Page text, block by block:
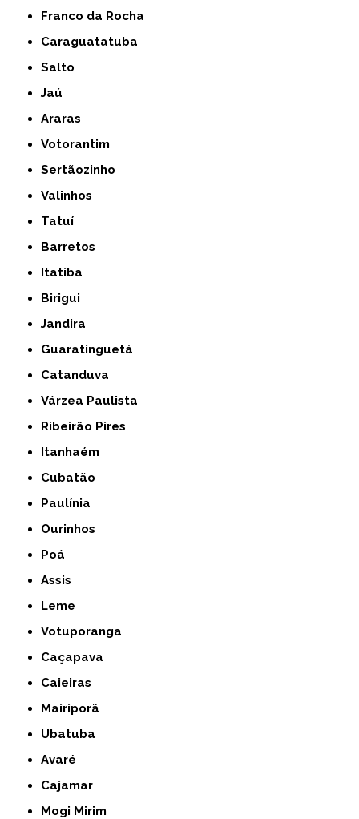
Franco da Rocha
Caraguatatuba
Salto
Jaú
Araras
Votorantim
Sertãozinho
Valinhos
Tatuí
Barretos
Itatiba
Birigui
Jandira
Guaratinguetá
Catanduva
Várzea Paulista
Ribeirão Pires
Itanhaém
Cubatão
Paulínia
Ourinhos
Poá
Assis
Leme
Votuporanga
Caçapava
Caieiras
Mairiporã
Ubatuba
Avaré
Cajamar
Mogi Mirim